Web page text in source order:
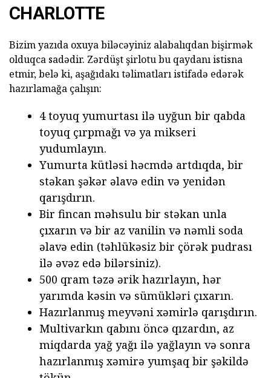
CHARLOTTE
Bizim yazıda oxuya biləcəyiniz alabalıqdan bişirmək
olduqca sadədir. Zərdüşt şirlotu bu qaydanı istisna
etmir, belə ki, aşağıdakı təlimatları istifadə edərək
hazırlamağa çalışın:
4 toyuq yumurtası ilə uyğun bir qabda
toyuq çırpmağı və ya mikseri
yudumlayın.
Yumurta kütləsi həcmdə artdıqda, bir
stəkan şəkər əlavə edin və yenidən
qarışdırın.
Bir fincan məhsulu bir stəkan unla
çıxarın və bir az vanilin və nəmli soda
əlavə edin (təhlükəsiz bir çörək pudrası
ilə əvəz edə bilərsiniz).
500 qram təzə ərik hazırlayın, hər
yarımda kəsin və sümükləri çıxarın.
Hazırlanmış meyvəni xəmirlə qarışdırın.
Multivarkın qabını öncə qızardın, az
miqdarda yağ yağı ilə yağlayın və sonra
hazırlanmış xəmirə yumşaq bir şəkildə